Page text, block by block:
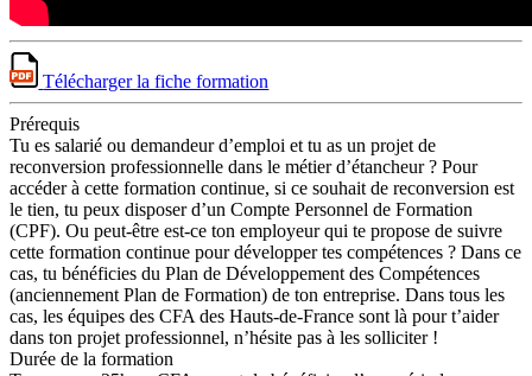
Télécharger la fiche formation
Prérequis
Tu es salarié ou demandeur d’emploi et tu as un projet de
reconversion professionnelle dans le métier d’étancheur ? Pour
accéder à cette formation continue, si ce souhait de reconversion est
le tien, tu peux disposer d’un Compte Personnel de Formation
(CPF). Ou peut-être est-ce ton employeur qui te propose de suivre
cette formation continue pour développer tes compétences ? Dans ce
cas, tu bénéficies du Plan de Développement des Compétences
(anciennement Plan de Formation) de ton entreprise. Dans tous les
cas, les équipes des CFA des Hauts-de-France sont là pour t’aider
dans ton projet professionnel, n’hésite pas à les solliciter !
Durée de la formation